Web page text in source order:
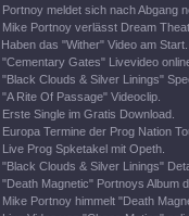
Portnoy meldet sich nach Abgang
Mike Portnoy verlässt Dream
Haben das "Wither" Video am Start.
"Cementary Gates" Livevideo
"Black Clouds & Silver Linings"
"A Rite Of Passage" Videoclip.
Erste Single im Gratis Download.
Europa Termine der Prog Nation
Live Prog Spketakel mit Opeth.
"Black Clouds & Silver Linings"
"Death Magnetic" Portnoys Album
Mike Portnoy himmelt "Death